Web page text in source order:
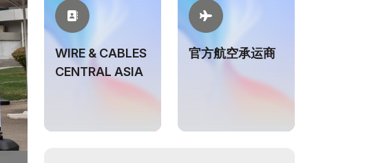
WIRE & CABLES
CENTRAL ASIA
官方航空承运商